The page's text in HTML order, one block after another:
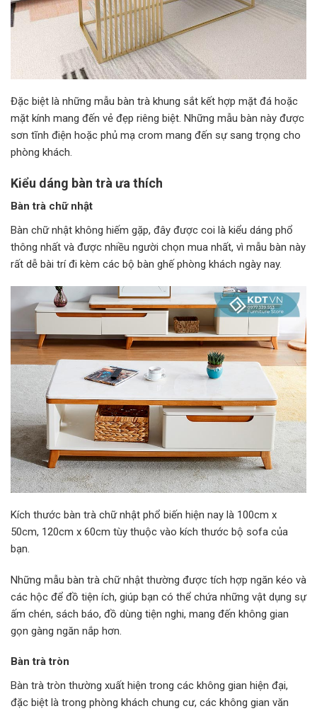
Đặc biệt là những mẫu bàn trà khung sắt kết hợp mặt đá hoặc
mặt kính mang đến vẻ đẹp riêng biệt. Những mẫu bàn này được
sơn tĩnh điện hoặc phủ mạ crom mang đến sự sang trọng cho
phòng khách.
Kiểu dáng bàn trà ưa thích
Bàn trà chữ nhật
Bàn chữ nhật không hiếm gặp, đây được coi là kiểu dáng phổ
thông nhất và được nhiều người chọn mua nhất, vì mẫu bàn này
rất dễ bài trí đi kèm các bộ bàn ghế phòng khách ngày nay.
Kích thước bàn trà chữ nhật phổ biến hiện nay là 100cm x
50cm, 120cm x 60cm tùy thuộc vào kích thước bộ sofa của
bạn.
Những mẫu bàn trà chữ nhật thường được tích hợp ngăn kéo và
các hộc để đồ tiện ích, giúp bạn có thể chứa những vật dụng sự
ấm chén, sách báo, đồ dùng tiện nghi, mang đến không gian
gọn gàng ngăn nắp hơn.
Bàn trà tròn
Bàn trà tròn thường xuất hiện trong các không gian hiện đại,
đặc biệt là trong phòng khách chung cư, các không gian văn